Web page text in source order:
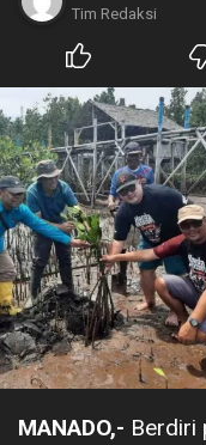
Tim Redaksi
MANADO,- Berdiri